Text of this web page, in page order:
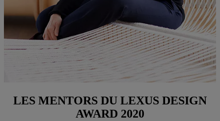
LES MENTORS DU LEXUS DESIGN
AWARD 2020